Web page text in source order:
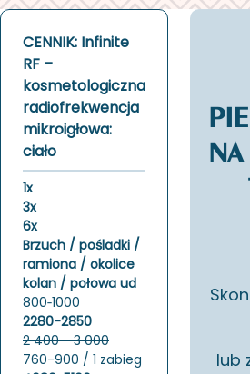
CENNIK: Infinite
RF –
kosmetologiczna
radiofrekwencja
mikroigłowa:
ciało
1x
3x
6x
Brzuch / pośladki /
ramiona / okolice
kolan / połowa ud
800‑1000
2280-2850
2 400 - 3 000
760-900 / 1 zabieg
lub